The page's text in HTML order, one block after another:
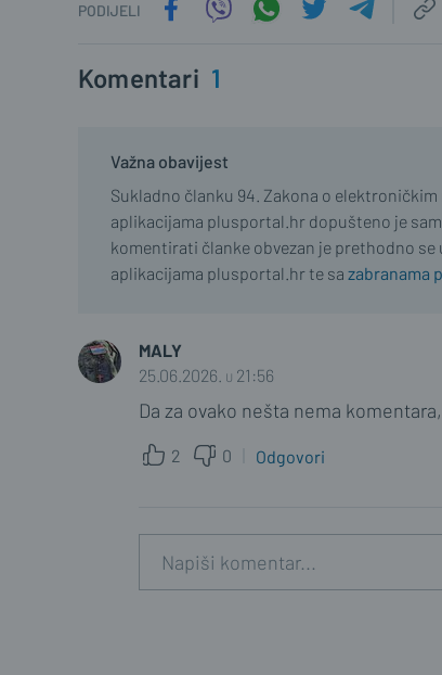
PODIJELI
Komentari 1
Važna obavijest
Sukladno članku 94. Zakona o
aplikacijama plusportal.hr dopušteno je
komentirati članke obvezan je prethodno se
aplikacijama plusportal.hr te sa zabranama
MALY
25.06.2026. u 21:56
Da za ovako nešta nema
2 0 Odgovori